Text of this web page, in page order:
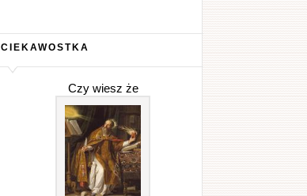
CIEKAWOSTKA
Czy wiesz że